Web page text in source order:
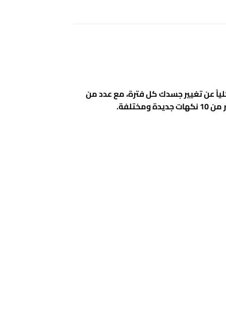
اوك سبا بانثر اكس 50000 سحبة لمفهوم تغيرك كلياً عن تغيير جسدك كل فترة، مع عدد من